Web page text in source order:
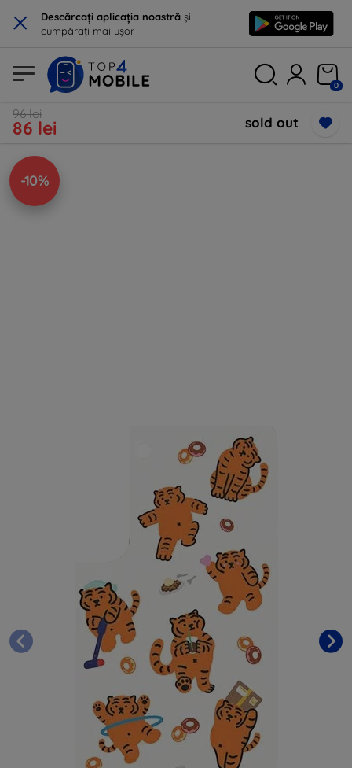
× Descărcați aplicația noastră și
cumpărați mai ușor
0
96 lei
86 lei sold out
-10%